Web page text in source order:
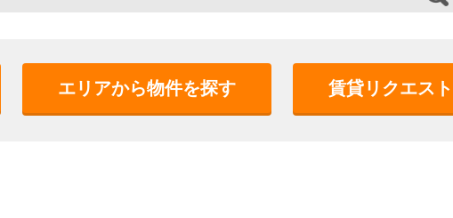
エリアから物件を探す 賃貸リクエスト